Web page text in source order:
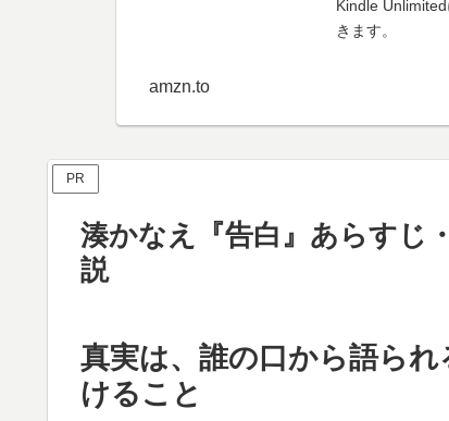
Kindle
きます。
amzn.to
PR
湊かなえ『告白』あらすじ
説
真実は、誰の口から語ら
けること